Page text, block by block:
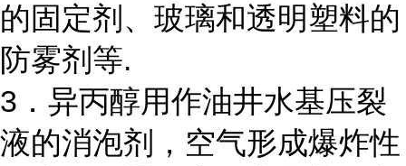
的固定剂、玻璃和透明塑料的
防雾剂等.
3．异丙醇用作油井水基压裂
液的消泡剂，空气形成爆炸性